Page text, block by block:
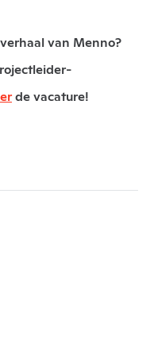
van Menno?
de vacature!